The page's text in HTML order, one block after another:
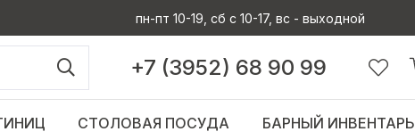
пн-пт 10-19, сб с 10-17, вс - выходной
+7 (3952) 68 90 99
СТОЛОВАЯ ПОСУДА БАРНЫЙ ИНВЕНТАРЬ